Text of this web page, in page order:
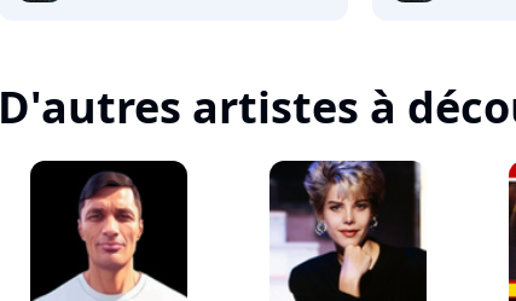
D'autres artistes à